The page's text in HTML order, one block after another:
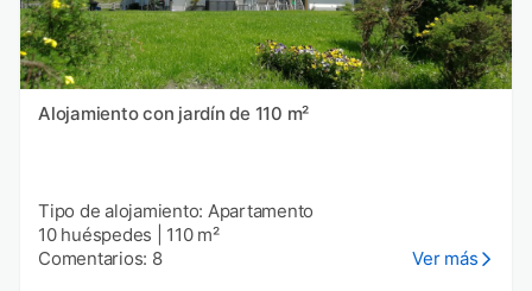
Alojamiento con jardín de 110 m²
Tipo de alojamiento: Apartamento
10 huéspedes
110 m²
Comentarios: 8
Ver más